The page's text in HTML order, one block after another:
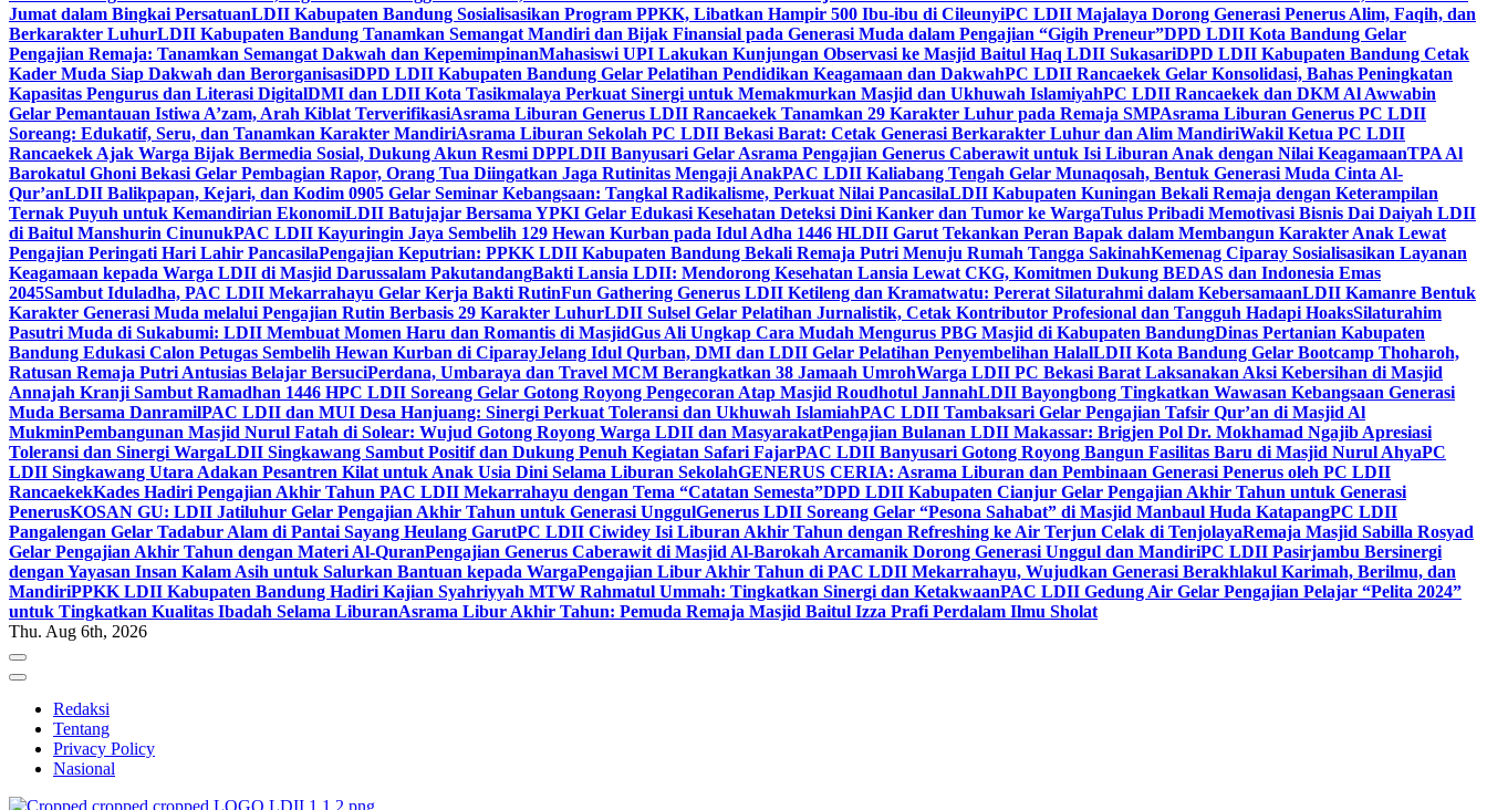
Jumat dalam Bingkai PersatuanLDII Kabupaten Bandung Sosialisasikan Program PPKK, Libatkan Hampir 500 Ibu-ibu di CileunyiPC LDII Majalaya Dorong Generasi Penerus Alim, Faqih, dan
Berkarakter LuhurLDII Kabupaten Bandung Tanamkan Semangat Mandiri dan Bijak Finansial pada Generasi Muda dalam Pengajian “Gigih Preneur”DPD LDII Kota Bandung Gelar
Pengajian Remaja: Tanamkan Semangat Dakwah dan KepemimpinanMahasiswi UPI Lakukan Kunjungan Observasi ke Masjid Baitul Haq LDII SukasariDPD LDII Kabupaten Bandung Cetak
Kader Muda Siap Dakwah dan BerorganisasiDPD LDII Kabupaten Bandung Gelar Pelatihan Pendidikan Keagamaan dan DakwahPC LDII Rancaekek Gelar Konsolidasi, Bahas Peningkatan
Kapasitas Pengurus dan Literasi DigitalDMI dan LDII Kota Tasikmalaya Perkuat Sinergi untuk Memakmurkan Masjid dan Ukhuwah IslamiyahPC LDII Rancaekek dan DKM Al Awwabin
Gelar Pemantauan Istiwa A’zam, Arah Kiblat TerverifikasiAsrama Liburan Generus LDII Rancaekek Tanamkan 29 Karakter Luhur pada Remaja SMPAsrama Liburan Generus PC LDII
Soreang: Edukatif, Seru, dan Tanamkan Karakter MandiriAsrama Liburan Sekolah PC LDII Bekasi Barat: Cetak Generasi Berkarakter Luhur dan Alim MandiriWakil Ketua PC LDII
Rancaekek Ajak Warga Bijak Bermedia Sosial, Dukung Akun Resmi DPPLDII Banyusari Gelar Asrama Pengajian Generus Caberawit untuk Isi Liburan Anak dengan Nilai KeagamaanTPA Al
Barokatul Ghoni Bekasi Gelar Pembagian Rapor, Orang Tua Diingatkan Jaga Rutinitas Mengaji AnakPAC LDII Kaliabang Tengah Gelar Munaqosah, Bentuk Generasi Muda Cinta Al-
Qur’anLDII Balikpapan, Kejari, dan Kodim 0905 Gelar Seminar Kebangsaan: Tangkal Radikalisme, Perkuat Nilai PancasilaLDII Kabupaten Kuningan Bekali Remaja dengan Keterampilan
Ternak Puyuh untuk Kemandirian EkonomiLDII Batujajar Bersama YPKI Gelar Edukasi Kesehatan Deteksi Dini Kanker dan Tumor ke WargaTulus Pribadi Memotivasi Bisnis Dai Daiyah LDII
di Baitul Manshurin CinunukPAC LDII Kayuringin Jaya Sembelih 129 Hewan Kurban pada Idul Adha 1446 HLDII Garut Tekankan Peran Bapak dalam Membangun Karakter Anak Lewat
Pengajian Peringati Hari Lahir PancasilaPengajian Keputrian: PPKK LDII Kabupaten Bandung Bekali Remaja Putri Menuju Rumah Tangga SakinahKemenag Ciparay Sosialisasikan Layanan
Keagamaan kepada Warga LDII di Masjid Darussalam PakutandangBakti Lansia LDII: Mendorong Kesehatan Lansia Lewat CKG, Komitmen Dukung BEDAS dan Indonesia Emas
2045Sambut Iduladha, PAC LDII Mekarrahayu Gelar Kerja Bakti RutinFun Gathering Generus LDII Ketileng dan Kramatwatu: Pererat Silaturahmi dalam KebersamaanLDII Kamanre Bentuk
Karakter Generasi Muda melalui Pengajian Rutin Berbasis 29 Karakter LuhurLDII Sulsel Gelar Pelatihan Jurnalistik, Cetak Kontributor Profesional dan Tangguh Hadapi HoaksSilaturahim
Pasutri Muda di Sukabumi: LDII Membuat Momen Haru dan Romantis di MasjidGus Ali Ungkap Cara Mudah Mengurus PBG Masjid di Kabupaten BandungDinas Pertanian Kabupaten
Bandung Edukasi Calon Petugas Sembelih Hewan Kurban di CiparayJelang Idul Qurban, DMI dan LDII Gelar Pelatihan Penyembelihan HalalLDII Kota Bandung Gelar Bootcamp Thoharoh,
Ratusan Remaja Putri Antusias Belajar BersuciPerdana, Umbaraya dan Travel MCM Berangkatkan 38 Jamaah UmrohWarga LDII PC Bekasi Barat Laksanakan Aksi Kebersihan di Masjid
Annajah Kranji Sambut Ramadhan 1446 HPC LDII Soreang Gelar Gotong Royong Pengecoran Atap Masjid Roudhotul JannahLDII Bayongbong Tingkatkan Wawasan Kebangsaan Generasi
Muda Bersama DanramilPAC LDII dan MUI Desa Hanjuang: Sinergi Perkuat Toleransi dan Ukhuwah IslamiahPAC LDII Tambaksari Gelar Pengajian Tafsir Qur’an di Masjid Al
MukminPembangunan Masjid Nurul Fatah di Solear: Wujud Gotong Royong Warga LDII dan MasyarakatPengajian Bulanan LDII Makassar: Brigjen Pol Dr. Mokhamad Ngajib Apresiasi
Toleransi dan Sinergi WargaLDII Singkawang Sambut Positif dan Dukung Penuh Kegiatan Safari FajarPAC LDII Banyusari Gotong Royong Bangun Fasilitas Baru di Masjid Nurul AhyaPC
LDII Singkawang Utara Adakan Pesantren Kilat untuk Anak Usia Dini Selama Liburan SekolahGENERUS CERIA: Asrama Liburan dan Pembinaan Generasi Penerus oleh PC LDII
RancaekekKades Hadiri Pengajian Akhir Tahun PAC LDII Mekarrahayu dengan Tema “Catatan Semesta”DPD LDII Kabupaten Cianjur Gelar Pengajian Akhir Tahun untuk Generasi
PenerusKOSAN GU: LDII Jatiluhur Gelar Pengajian Akhir Tahun untuk Generasi UnggulGenerus LDII Soreang Gelar “Pesona Sahabat” di Masjid Manbaul Huda KatapangPC LDII
Pangalengan Gelar Tadabur Alam di Pantai Sayang Heulang GarutPC LDII Ciwidey Isi Liburan Akhir Tahun dengan Refreshing ke Air Terjun Celak di TenjolayaRemaja Masjid Sabilla Rosyad
Gelar Pengajian Akhir Tahun dengan Materi Al-QuranPengajian Generus Caberawit di Masjid Al-Barokah Arcamanik Dorong Generasi Unggul dan MandiriPC LDII Pasirjambu Bersinergi
dengan Yayasan Insan Kalam Asih untuk Salurkan Bantuan kepada WargaPengajian Libur Akhir Tahun di PAC LDII Mekarrahayu, Wujudkan Generasi Berakhlakul Karimah, Berilmu, dan
MandiriPPKK LDII Kabupaten Bandung Hadiri Kajian Syahriyyah MTW Rahmatul Ummah: Tingkatkan Sinergi dan KetakwaanPAC LDII Gedung Air Gelar Pengajian Pelajar “Pelita 2024”
untuk Tingkatkan Kualitas Ibadah Selama LiburanAsrama Libur Akhir Tahun: Pemuda Remaja Masjid Baitul Izza Prafi Perdalam Ilmu Sholat
Thu. Aug 6th, 2026
Redaksi
Tentang
Privacy Policy
Nasional